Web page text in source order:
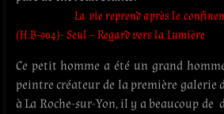
La vie reprend après le
(H.B-904)- Seul – Regard vers la Lumière
Ce petit homme a été un grand
peintre créateur de la première galerie
à La Roche-sur-Yon, il y a beaucoup de